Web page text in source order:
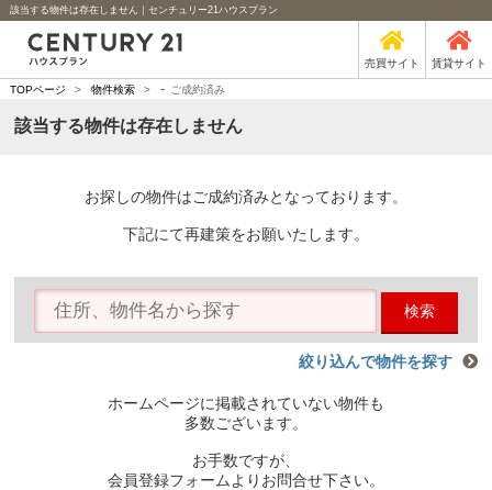
該当する物件は存在しません｜センチュリー21ハウスプラン
売買サイト 賃貸サイト
TOPページ > 物件検索 > - ご成約済み
該当する物件は存在しません
お探しの物件はご成約済みとなっております。
下記にて再建策をお願いたします。
検索
絞り込んで物件を探す
ホームページに掲載されていない物件も
多数ございます。
お手数ですが、
会員登録フォームよりお問合せ下さい。